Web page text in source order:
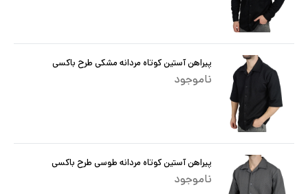
پیراهن آستین کوتاه مردانه مشکی طرح باکسی
ناموجود
پیراهن آستین کوتاه مردانه طوسی طرح باکسی
ناموجود